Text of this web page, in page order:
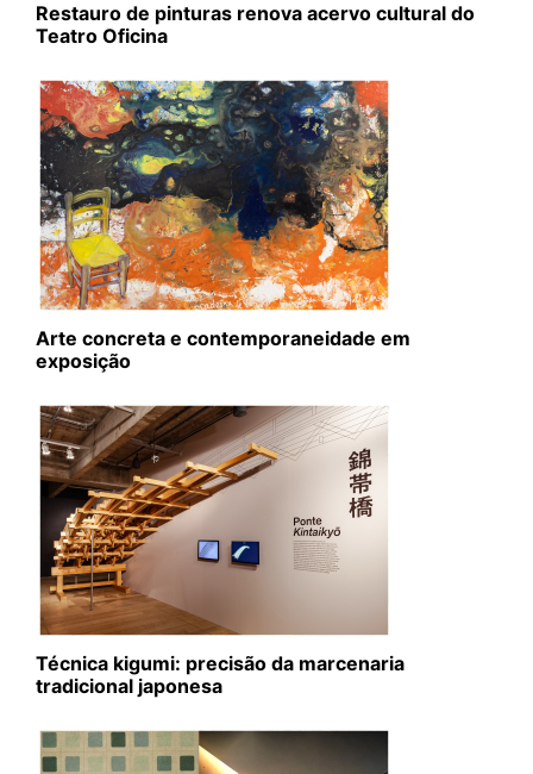
Restauro de pinturas renova acervo cultural do
Teatro Oficina
Arte concreta e contemporaneidade em
exposição
Técnica kigumi: precisão da marcenaria
tradicional japonesa